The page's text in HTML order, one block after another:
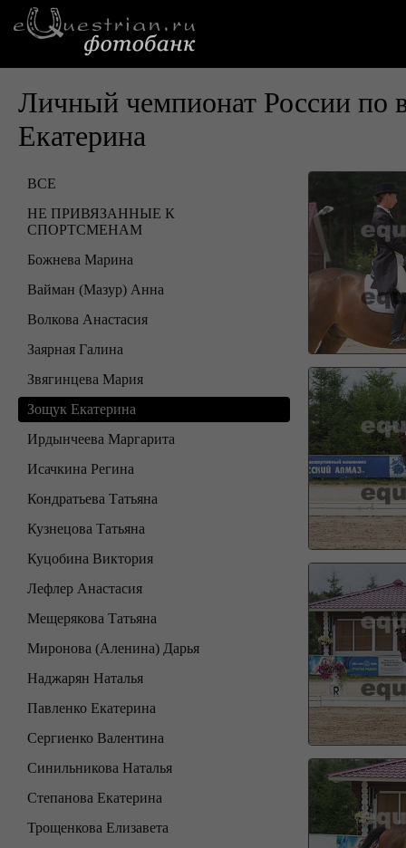
Личный чемпионат России по
Екатерина
ВСЕ
НЕ ПРИВЯЗАННЫЕ К
СПОРТСМЕНАМ
Божнева Марина
Вайман (Мазур) Анна
Волкова Анастасия
Заярная Галина
Звягинцева Мария
Зощук Екатерина
Ирдынчеева Маргарита
Исачкина Регина
Кондратьева Татьяна
Кузнецова Татьяна
Куцобина Виктория
Лефлер Анастасия
Мещерякова Татьяна
Миронова (Аленина) Дарья
Наджарян Наталья
Павленко Екатерина
Сергиенко Валентина
Синильникова Наталья
Степанова Екатерина
Трощенкова Елизавета